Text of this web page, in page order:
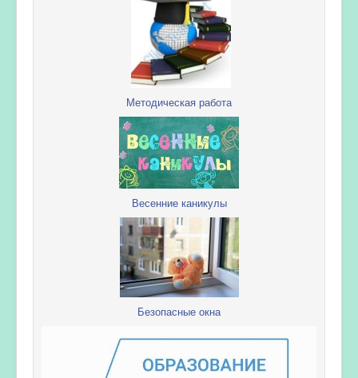
Методическая работа
Весенние каникулы
Безопасные окна